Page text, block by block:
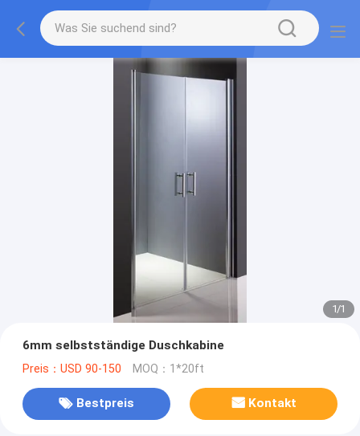
1/1
6mm selbstständige Duschkabine
Preis：USD 90-150 MOQ：1*20ft
Bestpreis Kontakt